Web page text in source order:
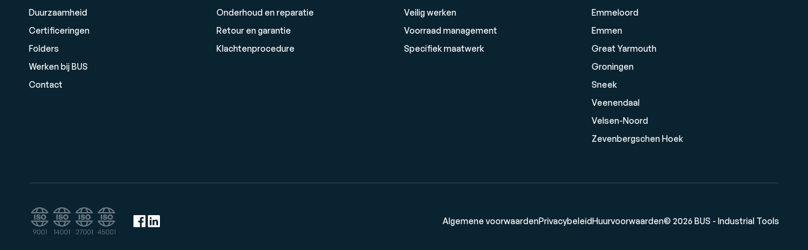
Duurzaamheid
Certificeringen
Folders
Werken bij BUS
Contact
Onderhoud en reparatie
Retour en garantie
Klachtenprocedure
Veilig werken
Voorraad management
Specifiek maatwerk
Emmeloord
Emmen
Great Yarmouth
Groningen
Sneek
Veenendaal
Velsen-Noord
Zevenbergschen Hoek
Algemene voorwaardenPrivacybeleidHuurvoorwaarden© 2026 BUS - Industrial Tools